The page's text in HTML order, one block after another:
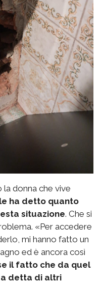
donna che vive
ha detto quanto
situazione. Che si
«Per accedere
mi hanno fatto un
ed è ancora così
il fatto che da quel
detta di altri